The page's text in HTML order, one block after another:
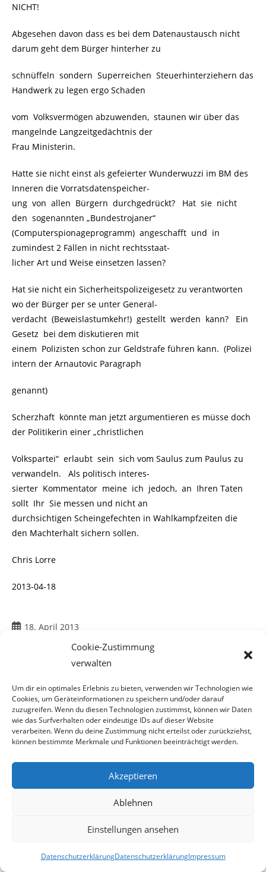
Cookie-Zustimmung
verwalten
Um dir ein optimales Erlebnis zu bieten, verwenden wir Technologien wie
Cookies, um Geräteinformationen zu speichern und/oder darauf
zuzugreifen. Wenn du diesen Technologien zustimmst, können wir Daten
wie das Surfverhalten oder eindeutige IDs auf dieser Website
verarbeiten. Wenn du deine Zustimmung nicht erteilst oder zurückziehst,
können bestimmte Merkmale und Funktionen beeinträchtigt werden.
Akzeptieren
Ablehnen
Einstellungen ansehen
DatenschutzerklärungDatenschutzerklärungImpressum
NICHT!
Abgesehen davon dass es bei dem Datenaustausch nicht
darum geht dem Bürger hinterher zu
schnüffeln sondern Superreichen Steuerhinterziehern das
Handwerk zu legen ergo Schaden
vom Volksvermögen abzuwenden, staunen wir über das
mangelnde Langzeitgedächtnis der
Frau Ministerin.
Hatte sie nicht einst als gefeierter Wunderwuzzi im BM des
Inneren die Vorratsdatenspeicher-
ung von allen Bürgern durchgedrückt? Hat sie nicht
den sogenannten „Bundestrojaner“
(Computerspionageprogramm) angeschafft und in
zumindest 2 Fällen in nicht rechtsstaat-
licher Art und Weise einsetzen lassen?
Hat sie nicht ein Sicherheitspolizeigesetz zu verantworten
wo der Bürger per se unter General-
verdacht (Beweislastumkehr!) gestellt werden kann? Ein
Gesetz bei dem diskutieren mit
einem Polizisten schon zur Geldstrafe führen kann. (Polizei
intern der Arnautovic Paragraph
genannt)
Scherzhaft könnte man jetzt argumentieren es müsse doch
der Politikerin einer „christlichen
Volkspartei“ erlaubt sein sich vom Saulus zum Paulus zu
verwandeln. Als politisch interes-
sierter Kommentator meine ich jedoch, an Ihren Taten
sollt Ihr Sie messen und nicht an
durchsichtigen Scheingefechten in Wahlkampfzeiten die
den Machterhalt sichern sollen.
Chris Lorre
2013-04-18
Beitrag18. April 2013
Kinderpornografie: 14-Jähriger
verurteilt
pädophile Richter
äußerst glimpflich davon
Missbrauchs von Unmündigen
in Klagenfurt zu fünf Monaten bedingter Haft und 1.000,-